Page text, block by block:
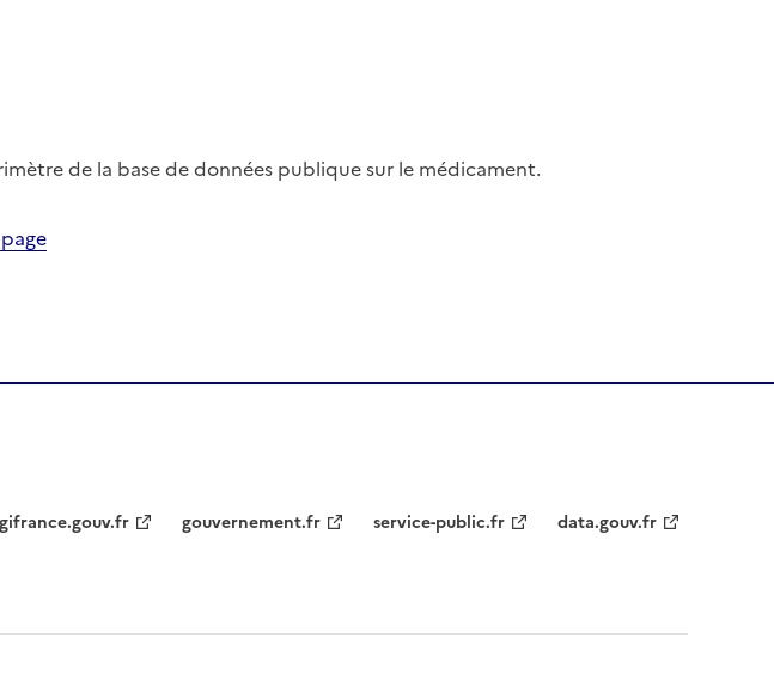
de la base de données publique sur le médicament.
gouvernement.fr service-public.fr data.gouv.fr